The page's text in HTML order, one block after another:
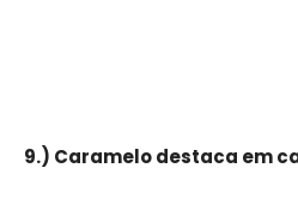
9.) Caramelo destaca em